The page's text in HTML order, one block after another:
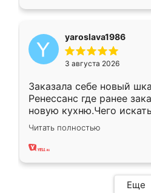
yaroslava1986
3 августа 2026
Заказала себе новый
Ренессанс где ранее
новую кухню.Чего
вполне довольна.
два года, нареканий нет.
Читать полностью
Еще